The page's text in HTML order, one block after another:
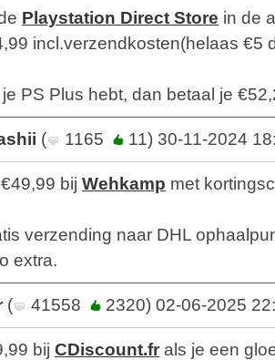
Playstation Direct Store in de
incl.verzendkosten(helaas €5
PS Plus hebt, dan betaal je
( 1165 11) 30-11-2024
bij Wehkamp met
verzending naar DHL
extra.
( 41558 2320) 02-06-2025
bij CDiscount.fr als je een